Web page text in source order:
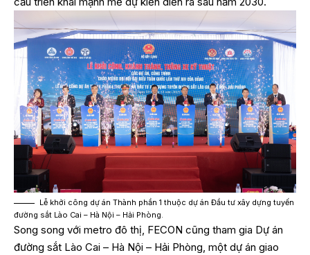
Lễ khởi công dự án Thành phần 1 thuộc dự án Đầu tư xây dựng tuyến
đường sắt Lào Cai – Hà Nội – Hải Phòng.
Song song với metro đô thị, FECON cũng tham gia Dự án
đường sắt Lào Cai – Hà Nội – Hải Phòng, một dự án giao